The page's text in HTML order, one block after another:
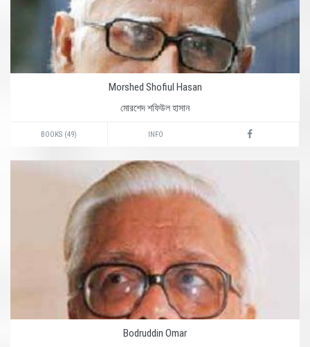
Morshed Shofiul Hasan
মোরশেদ শফিউল হাসান
BOOKS (49) INFO
Bodruddin Omar